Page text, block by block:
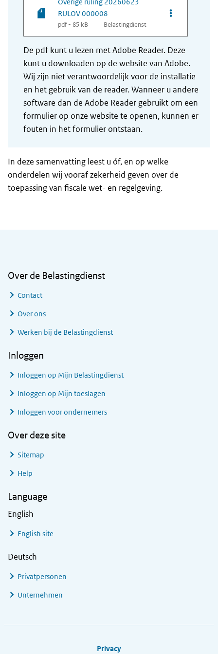
RULOV 000008
pdf - 85 kB Belastingdienst
Opties van
De pdf kunt u lezen met Adobe Reader. Deze
kunt u downloaden op de website van Adobe.
Wij zijn niet verantwoordelijk voor de installatie
en het gebruik van de reader. Wanneer u andere
software dan de Adobe Reader gebruikt om een
formulier op onze website te openen, kunnen er
fouten in het formulier ontstaan.
In deze samenvatting leest u óf, en op welke
onderdelen wij vooraf zekerheid geven over de
toepassing van fiscale wet- en regelgeving.
Over de Belastingdienst
Contact
Over ons
Werken bij de Belastingdienst
Inloggen
Inloggen op Mijn Belastingdienst
Inloggen op Mijn toeslagen
Inloggen voor ondernemers
Over deze site
Sitemap
Help
Language
English
English site
Deutsch
Privatpersonen
Unternehmen
Privacy